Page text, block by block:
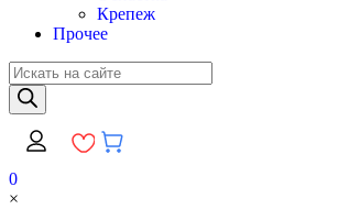
Крепеж
Прочее
Поиск
товаров
0
×